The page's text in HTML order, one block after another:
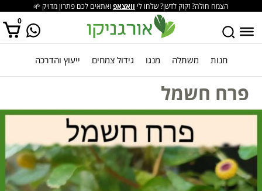
הצמח חולה? זקוק לדשן? שלחו לי וואצאפ ואתאים לכם פתרון מדויק 🌱
0
אין מוצרים בסל הקניות. חנות משתלה מנגו גידול צמחים ייעוץ והדרכה
פרח חשמל